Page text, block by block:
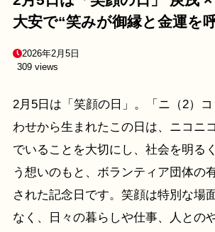
大安で“笑みが御縁と金運を
2026年2月5日
309 views
2月5日は「笑顔の日」。「ニ（2）
わせから生まれたこの日は、ニコニ
でいることを大切にし、社会を明る
う想いのもと、ボランティア団体の
された記念日です。笑顔は特別な場
なく、日々の暮らしや仕事、人との